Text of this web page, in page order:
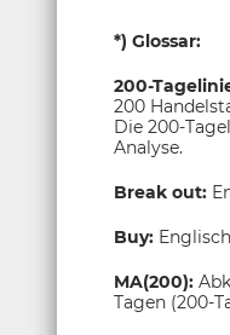
*) Glossar:
200-
200
Die 200-
Analyse.
Break out:
Buy:
MA(200):
Tagen (200-